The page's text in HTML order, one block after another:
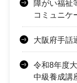
障がい福祉
コミュニケ
大阪府手話
令和8年度
中級養成講